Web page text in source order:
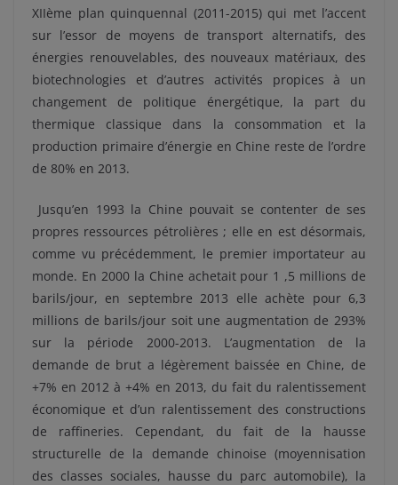
XIIème plan quinquennal (2011-2015) qui met l’accent
sur l’essor de moyens de transport alternatifs, des
énergies renouvelables, des nouveaux matériaux, des
biotechnologies et d’autres activités propices à un
changement de politique énergétique, la part du
thermique classique dans la consommation et la
production primaire d’énergie en Chine reste de l’ordre
de 80% en 2013.
Jusqu’en 1993 la Chine pouvait se contenter de ses
propres ressources pétrolières ; elle en est désormais,
comme vu précédemment, le premier importateur au
monde. En 2000 la Chine achetait pour 1 ,5 millions de
barils/jour, en septembre 2013 elle achète pour 6,3
millions de barils/jour soit une augmentation de 293%
sur la période 2000-2013. L’augmentation de la
demande de brut a légèrement baissée en Chine, de
+7% en 2012 à +4% en 2013, du fait du ralentissement
économique et d’un ralentissement des constructions
de raffineries. Cependant, du fait de la hausse
structurelle de la demande chinoise (moyennisation
des classes sociales, hausse du parc automobile), la